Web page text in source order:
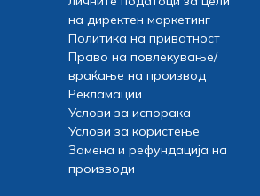
на директен маркетинг
Политика на приватност
Право на повлекување/
враќање на производ
Рекламации
Услови за испорака
Услови за користење
Замена и рефундација на
производи